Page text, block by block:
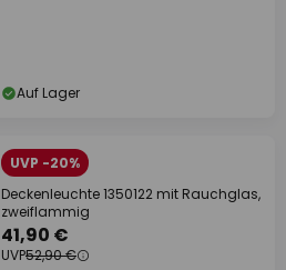
Auf Lager
UVP -20%
Deckenleuchte 1350122 mit Rauchglas,
zweiflammig
41,90 €
UVP52,90 €